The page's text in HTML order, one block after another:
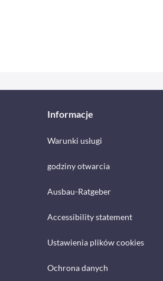
Informacje
Warunki usługi
godziny otwarcia
Ausbau-Ratgeber
Accessibility statement
Ustawienia plików cookies
Ochrona danych